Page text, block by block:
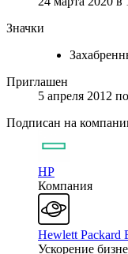
Значки
Приглашен
5 апреля 2012
Подписан на
HP
Компания
Hewlett Packard
Ускорение